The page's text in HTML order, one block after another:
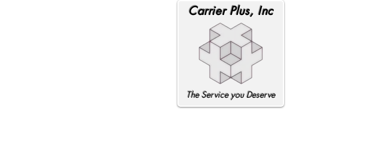
Carrier Plus, Inc
The Service you Deserve